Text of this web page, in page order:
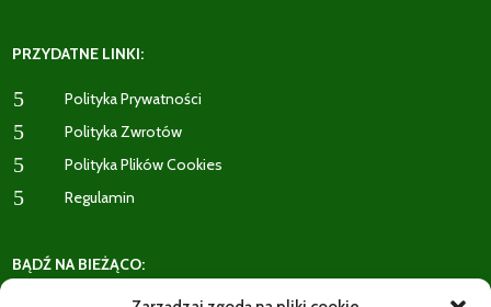
PRZYDATNE LINKI:
5 Polityka Prywatności
5 Polityka Zwrotów
5 Polityka Plików Cookies
5 Regulamin
BĄDŹ NA BIEŻĄCO: